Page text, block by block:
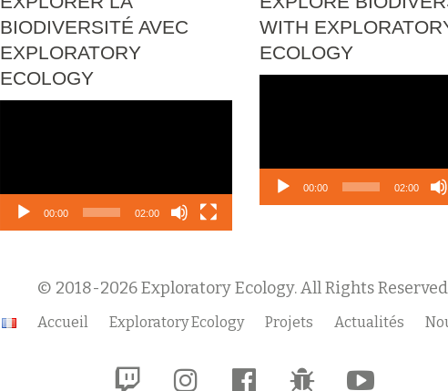
BIODIVERSITÉ AVEC
EXPLORATORY
ECOLOGY
00:00 02:00
WITH
ECOLOGY
00:00 02:00
© 2018-2026 Exploratory Ecology. All Rights
Accueil Exploratory Ecology Projets Actualités
fa- fa- fa-